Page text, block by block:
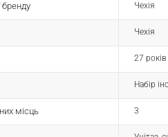
бренду Чехія
Чехія
27
Набір
місць 3